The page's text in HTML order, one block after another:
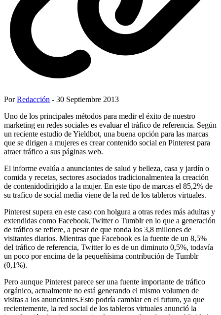
PorRedacción - 30 Septiembre 2013
Uno de los principales métodos para medir el éxito de nuestro
marketing en redes sociales es evaluar el tráfico de referencia. Según
un reciente estudio de Yieldbot, una buena opción para las marcas
que se dirigen a mujeres es crear contenido social en Pinterest para
atraer tráfico a sus páginas web.
El informe evalúa a anunciantes de salud y belleza, casa y jardín o
comida y recetas, sectores asociados tradicionalmentea la creación
de contenidodirigido a la mujer. En este tipo de marcas el 85,2% de
su trafico de social media viene de la red de los tableros virtuales.
Pinterest supera en este caso con holgura a otras redes más adultas y
extendidas como Facebook,Twitter o Tumblr en lo que a generación
de tráfico se refiere, a pesar de que ronda los 3,8 millones de
visitantes diarios. Mientras que Facebook es la fuente de un 8,5%
del tráfico de referencia, Twitter lo es de un diminuto 0,5%, todavía
un poco por encima de la pequeñísima contribución de Tumblr
(0,1%).
Pero aunque Pinterest parece ser una fuente importante de tráfico
orgánico, actualmente no está generando el mismo volumen de
visitas a los anunciantes.Esto podría cambiar en el futuro, ya que
recientemente, la red social de los tableros virtuales anunció la